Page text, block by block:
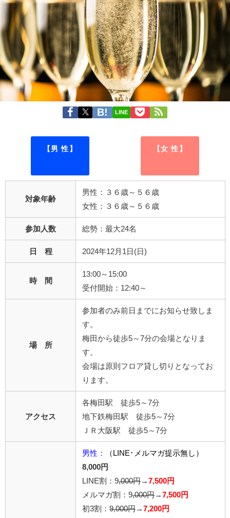
LINE
【男 性】 【女 性】
対象年齢
男性：３６歳～５６歳
女性：３６歳～５６歳
参加人数 総勢：最大24名
日 程 2024年12月1日(日)
時 間
13:00～15:00
受付開始：12:40～
場 所
参加者のみ前日までにお知らせ致しま
す。
梅田から徒歩5～7分の会場となりま
す。
会場は原則フロア貸し切りとなってお
ります。
アクセス
各梅田駅 徒歩5～7分
地下鉄梅田駅 徒歩5～7分
ＪＲ大阪駅 徒歩5～7分
男性 ：
（LINE･メルマガ提示無し）
8,000円
LINE割：9,000円 → 7,500円
メルマガ割：9,000円 → 7,500円
初3割： 9,000円 → 7,200円